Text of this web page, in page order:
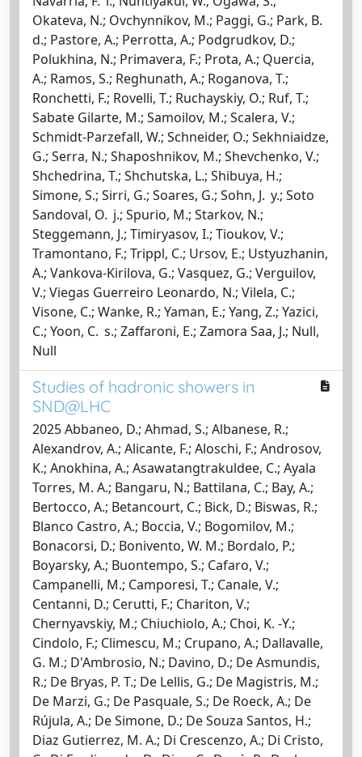
Okateva, N.; Ovchynnikov, M.; Paggi, G.; Park, B.
d.; Pastore, A.; Perrotta, A.; Podgrudkov, D.;
Polukhina, N.; Primavera, F.; Prota, A.; Quercia,
A.; Ramos, S.; Reghunath, A.; Roganova, T.;
Ronchetti, F.; Rovelli, T.; Ruchayskiy, O.; Ruf, T.;
Sabate Gilarte, M.; Samoilov, M.; Scalera, V.;
Schmidt-Parzefall, W.; Schneider, O.; Sekhniaidze,
G.; Serra, N.; Shaposhnikov, M.; Shevchenko, V.;
Shchedrina, T.; Shchutska, L.; Shibuya, H.;
Simone, S.; Sirri, G.; Soares, G.; Sohn, J. y.; Soto
Sandoval, O. j.; Spurio, M.; Starkov, N.;
Steggemann, J.; Timiryasov, I.; Tioukov, V.;
Tramontano, F.; Trippl, C.; Ursov, E.; Ustyuzhanin,
A.; Vankova-Kirilova, G.; Vasquez, G.; Verguilov,
V.; Viegas Guerreiro Leonardo, N.; Vilela, C.;
Visone, C.; Wanke, R.; Yaman, E.; Yang, Z.; Yazici,
C.; Yoon, C. s.; Zaffaroni, E.; Zamora Saa, J.; Null,
Null
Studies of hadronic showers in
SND@LHC
2025 Abbaneo, D.; Ahmad, S.; Albanese, R.;
Alexandrov, A.; Alicante, F.; Aloschi, F.; Androsov,
K.; Anokhina, A.; Asawatangtrakuldee, C.; Ayala
Torres, M. A.; Bangaru, N.; Battilana, C.; Bay, A.;
Bertocco, A.; Betancourt, C.; Bick, D.; Biswas, R.;
Blanco Castro, A.; Boccia, V.; Bogomilov, M.;
Bonacorsi, D.; Bonivento, W. M.; Bordalo, P.;
Boyarsky, A.; Buontempo, S.; Cafaro, V.;
Campanelli, M.; Camporesi, T.; Canale, V.;
Centanni, D.; Cerutti, F.; Chariton, V.;
Chernyavskiy, M.; Chiuchiolo, A.; Choi, K. -Y.;
Cindolo, F.; Climescu, M.; Crupano, A.; Dallavalle,
G. M.; D'Ambrosio, N.; Davino, D.; De Asmundis,
R.; De Bryas, P. T.; De Lellis, G.; De Magistris, M.;
De Marzi, G.; De Pasquale, S.; De Roeck, A.; De
Rújula, A.; De Simone, D.; De Souza Santos, H.;
Diaz Gutierrez, M. A.; Di Crescenzo, A.; Di Cristo,